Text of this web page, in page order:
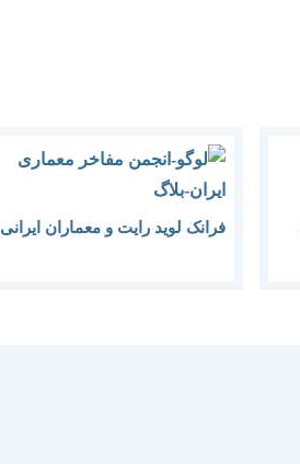
فرانک لوید رایت و معماران ایرانی